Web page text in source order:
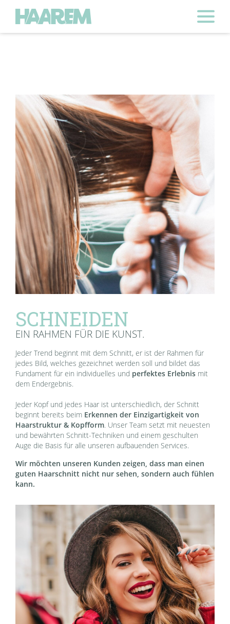
SCHNEIDEN
EIN RAHMEN FÜR DIE KUNST.
Jeder Trend beginnt mit dem Schnitt, er ist der Rahmen für
jedes Bild, welches gezeichnet werden soll und bildet das
Fundament für ein individuelles und perfektes Erlebnis mit
dem Endergebnis.
Jeder Kopf und jedes Haar ist unterschiedlich, der Schnitt
beginnt bereits beim Erkennen der Einzigartigkeit von
Haarstruktur & Kopfform. Unser Team setzt mit neuesten
und bewährten Schnitt-Techniken und einem geschulten
Auge die Basis für alle unseren aufbauenden Services.
Wir möchten unseren Kunden zeigen, dass man einen
guten Haarschnitt nicht nur sehen, sondern auch fühlen
kann.